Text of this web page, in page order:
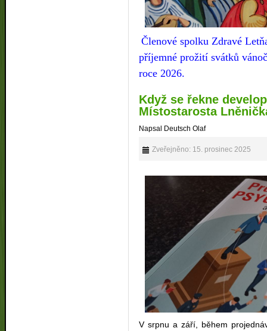
Členovéspolku Zdravé
příjemné prožití svátků
roce 2026.
Když se řekne
Místostarosta
Napsal Deutsch Olaf
Zveřejněno: 15. prosinec 2025
V srpnu a září, během